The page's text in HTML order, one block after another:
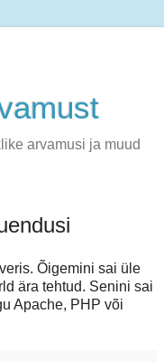
arvamusi ja muud
Õigemini sai üle
ära tehtud. Senini sai
Apache, PHP või